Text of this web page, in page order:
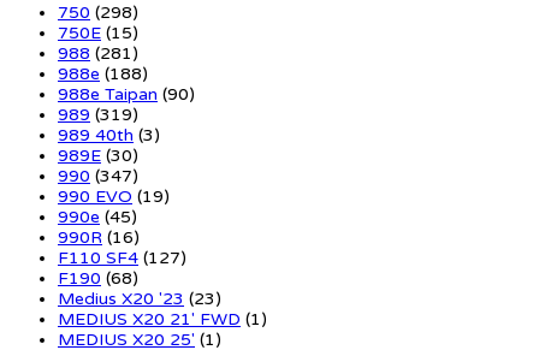
750 (298)
750E (15)
988 (281)
988e (188)
988e Taipan (90)
989 (319)
989 40th (3)
989E (30)
990 (347)
990 EVO (19)
990e (45)
990R (16)
F110 SF4 (127)
F190 (68)
Medius X20 '23 (23)
MEDIUS X20 21' FWD (1)
MEDIUS X20 25' (1)